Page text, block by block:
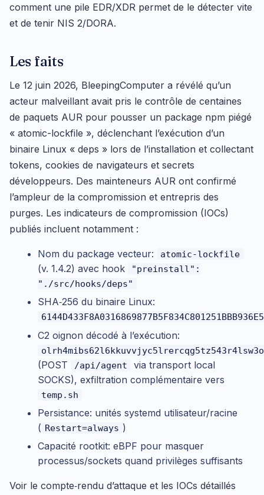
comment une pile EDR/XDR permet de le détecter vite
et de tenir NIS 2/DORA.
Les faits
Le 12 juin 2026, BleepingComputer a révélé qu’un
acteur malveillant avait pris le contrôle de centaines
de paquets AUR pour pousser un package npm piégé
« atomic-lockfile », déclenchant l’exécution d’un
binaire Linux « deps » lors de l’installation et collectant
tokens, cookies de navigateurs et secrets
développeurs. Des mainteneurs AUR ont confirmé
l’ampleur de la compromission et entrepris des
purges. Les indicateurs de compromission (IOCs)
publiés incluent notamment :
Nom du package vecteur: atomic-lockfile
(v. 1.4.2) avec hook
"preinstall":
"./src/hooks/deps"
SHA‑256 du binaire Linux:
C2 oignon décodé à l’exécution:
(POST /api/agent
via transport local
SOCKS), exfiltration complémentaire vers
temp.sh
Persistance: unités systemd utilisateur/racine
( Restart=always )
Capacité rootkit: eBPF pour masquer
processus/sockets quand privilèges suffisants
Voir le compte‑rendu d’attaque et les IOCs détaillés